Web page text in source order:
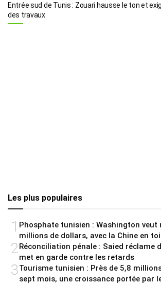
Entrée sud de Tunis : Zouari hausse le ton et
des travaux
Les plus populaires
1 Phosphate tunisien : Washington veut
millions de dollars, avec la Chine en
2 Réconciliation pénale : Saied réclame
met en garde contre les retards
3Tourisme tunisien : Près de 5,8
sept mois, une croissance portée par